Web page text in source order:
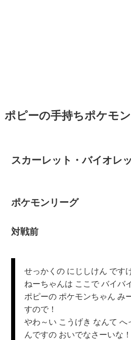
ポピーの手持ちポケモン
スカーレット・バイオレ
ポケモンリーグ
対戦前
せっかくの にじしけん です
ねーちゃんは ここで バイバ
ポピーの ポケモンちゃん み
すので！
やわ～い こうげき なんて へ
んですの おいでなさーいな